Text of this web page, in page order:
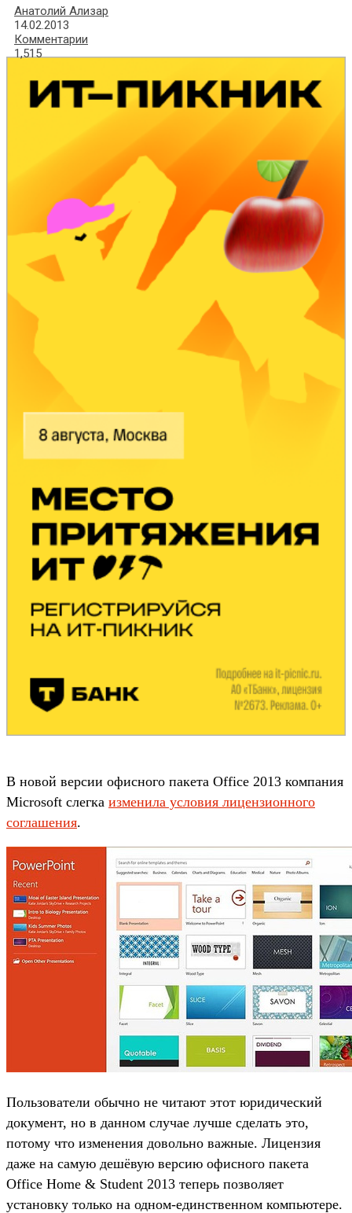
Анатолий Ализар
14.02.2013
Комментарии
1,515
В новой версии офисного пакета Office 2013 компания
Microsoft слегка изменила условия лицензионного
соглашения.
Пользователи обычно не читают этот юридический
документ, но в данном случае лучше сделать это,
потому что изменения довольно важные. Лицензия
даже на самую дешёвую версию офисного пакета
Office Home & Student 2013 теперь позволяет
установку только на одном-единственном компьютере.